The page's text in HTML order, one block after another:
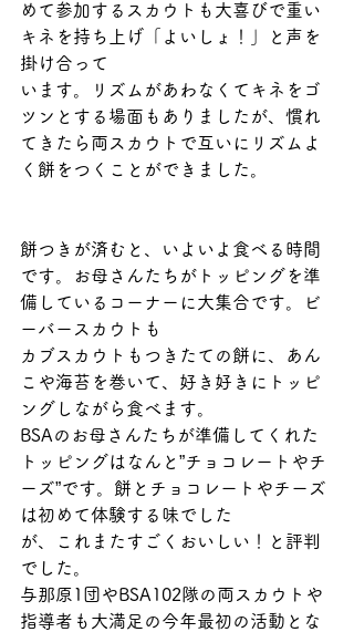
めて参加するスカウトも大喜びで重い
キネを持ち上げ「よいしょ！」と声を
掛け合って
います。リズムがあわなくてキネをゴ
ツンとする場面もありましたが、慣れ
てきたら両スカウトで互いにリズムよ
く餅をつくことができました。
餅つきが済むと、いよいよ食べる時間
です。お母さんたちがトッピングを準
備しているコーナーに大集合です。ビ
ーバースカウトも
カブスカウトもつきたての餅に、あん
こや海苔を巻いて、好き好きにトッピ
ングしながら食べます。
BSAのお母さんたちが準備してくれた
トッピングはなんと”チョコレートやチ
ーズ”です。餅とチョコレートやチーズ
は初めて体験する味でした
が、これまたすごくおいしい！と評判
でした。
与那原1団やBSA102隊の両スカウトや
指導者も大満足の今年最初の活動とな